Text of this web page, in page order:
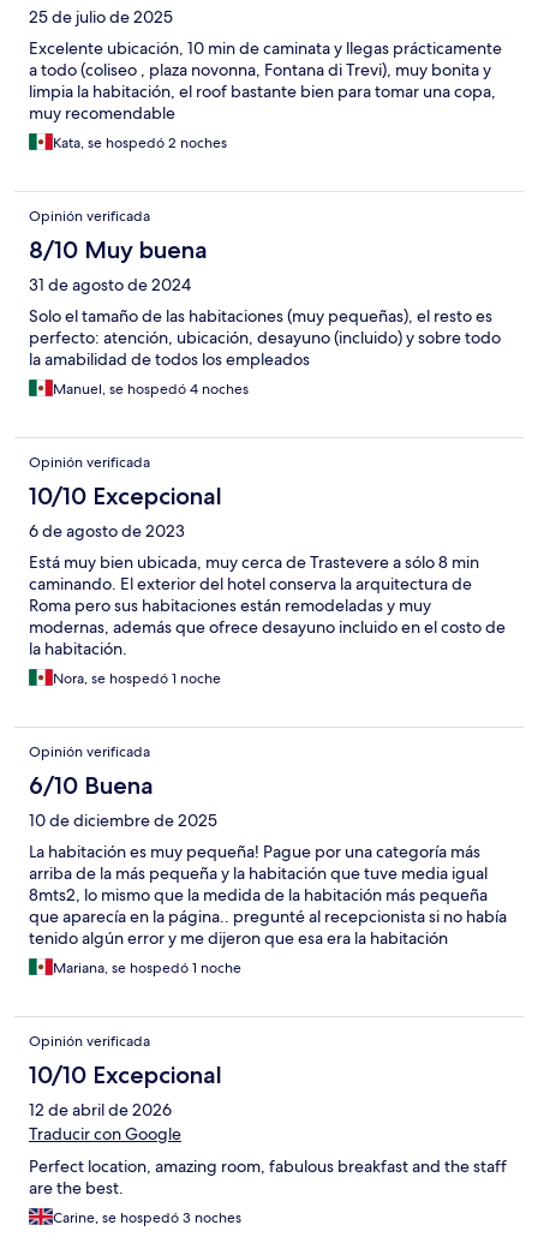
25 de julio de 2025
Excelente ubicación, 10 min de caminata y llegas prácticamente
a todo (coliseo , plaza novonna, Fontana di Trevi), muy bonita y
limpia la habitación, el roof bastante bien para tomar una copa,
muy recomendable
Kata, se hospedó 2 noches
Opinión verificada
8/10 Muy buena
31 de agosto de 2024
Solo el tamaño de las habitaciones (muy pequeñas), el resto es
perfecto: atención, ubicación, desayuno (incluido) y sobre todo
la amabilidad de todos los empleados
Manuel, se hospedó 4 noches
Opinión verificada
10/10 Excepcional
6 de agosto de 2023
Está muy bien ubicada, muy cerca de Trastevere a sólo 8 min
caminando. El exterior del hotel conserva la arquitectura de
Roma pero sus habitaciones están remodeladas y muy
modernas, además que ofrece desayuno incluido en el costo de
la habitación.
Nora, se hospedó 1 noche
Opinión verificada
6/10 Buena
10 de diciembre de 2025
La habitación es muy pequeña! Pague por una categoría más
arriba de la más pequeña y la habitación que tuve media igual
8mts2, lo mismo que la medida de la habitación más pequeña
que aparecía en la página.. pregunté al recepcionista si no había
tenido algún error y me dijeron que esa era la habitación
correcta, entonces significa que tienen mal la medida en
descripción de la página.
Mariana, se hospedó 1 noche
Opinión verificada
10/10 Excepcional
12 de abril de 2026
Traducir con Google
Perfect location, amazing room, fabulous breakfast and the staff
are the best.
Carine, se hospedó 3 noches